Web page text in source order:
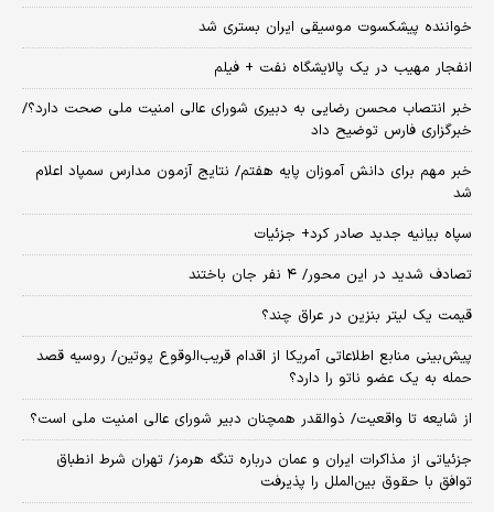
خواننده پیشکسوت موسیقی ایران بستری شد
انفجار مهیب در یک پالایشگاه نفت + فیلم
خبر انتصاب محسن رضایی به دبیری شورای عالی امنیت ملی صحت دارد؟/
خبرگزاری فارس توضیح داد
خبر مهم برای دانش آموزان پایه هفتم/ نتایج آزمون مدارس سمپاد اعلام
شد
سپاه بیانیه جدید صادر کرد+ جزئیات
تصادف شدید در این محور/ ۴ نفر جان باختند
قیمت یک لیتر بنزین در عراق چند؟
پیش‌بینی منابع اطلاعاتی آمریکا از اقدام قریب‌الوقوع پوتین/ روسیه قصد
حمله به یک عضو ناتو را دارد؟
از شایعه تا واقعیت/ ذوالقدر همچنان دبیر شورای ‌عالی امنیت ملی است؟
جزئیاتی از مذاکرات ایران و عمان درباره تنگه هرمز/ تهران شرط انطباق
توافق با حقوق بین‌الملل را پذیرفت